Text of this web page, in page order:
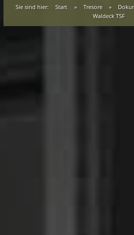
Sie sind hier: Start » Tresore »
Waldeck TSF